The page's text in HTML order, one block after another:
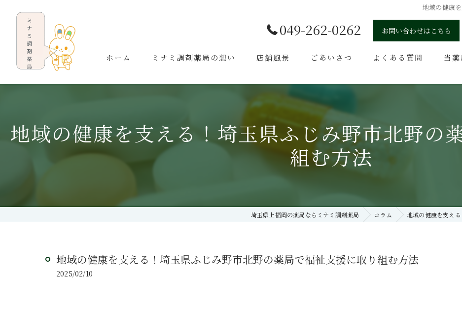
地域の健康
049-262-0262 お問い合わせはこちら
ホーム ミナミ調剤薬局の想い 店舗風景 ごあいさつ よくある質問 当
処方
地域の健康を支える！埼玉県ふじみ野市北野の
組む方法
埼玉県上福岡の薬局ならミナミ調剤薬局 コラム 地域の健康を支え
地域の健康を支える！埼玉県ふじみ野市北野の薬局で福祉支援に取り組む方法
2025/02/10